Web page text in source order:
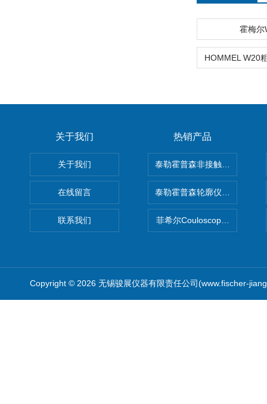
霍梅尔
关于我们
关于我们
在线留言
联系我们
热销产品
泰勒霍普森非接触式轮廓仪
泰勒霍普森轮廓仪|TAYLOR
菲希尔Couloscope CMS2电
Copyright © 2026 无锡骏展仪器有限责任公司(www.fischer-